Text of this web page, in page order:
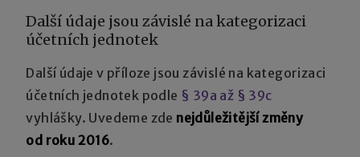
Další údaje jsou závislé na kategorizaci
účetních jednotek
Další údaje v příloze jsou závislé na kategorizaci
účetních jednotek podle § 39a až § 39c
vyhlášky. Uvedeme zde nejdůležitější změny
od roku 2016.